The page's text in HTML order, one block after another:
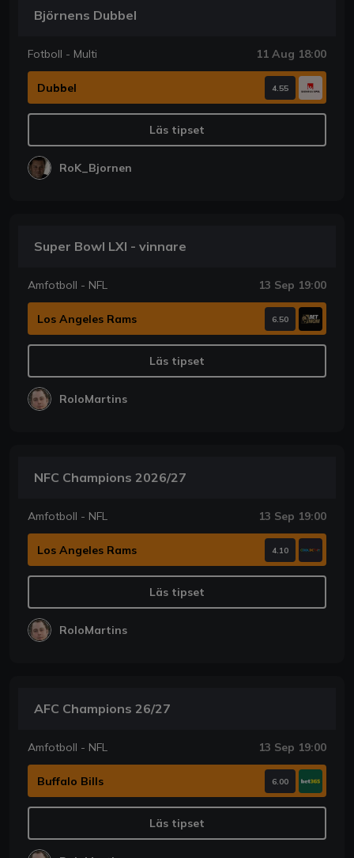
Björnens Dubbel
Fotboll - Multi 11 Aug 18:00
Dubbel 4.55
Läs tipset
RoK_Bjornen
Super Bowl LXI - vinnare
Amfotboll - NFL 13 Sep 19:00
Los Angeles Rams 6.50
Läs tipset
RoloMartins
NFC Champions 2026/27
Amfotboll - NFL 13 Sep 19:00
Los Angeles Rams 4.10
Läs tipset
RoloMartins
AFC Champions 26/27
Amfotboll - NFL 13 Sep 19:00
Buffalo Bills 6.00
Läs tipset